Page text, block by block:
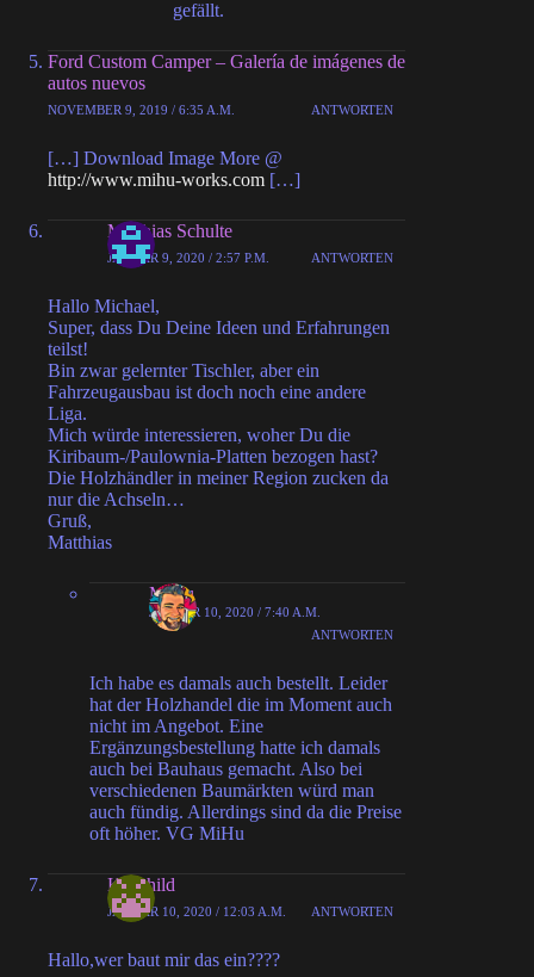
gefällt.
Ford Custom Camper – Galería de imágenes de
autos nuevos
NOVEMBER 9, 2019 / 6:35 A.M. ANTWORTEN
[…] Download Image More @
http://www.mihu-works.com […]
Matthias Schulte
JANUAR 9, 2020 / 2:57 P.M. ANTWORTEN
Hallo Michael,
Super, dass Du Deine Ideen und Erfahrungen
teilst!
Bin zwar gelernter Tischler, aber ein
Fahrzeugausbau ist doch noch eine andere
Liga.
Mich würde interessieren, woher Du die
Kiribaum-/Paulownia-Platten bezogen hast?
Die Holzhändler in meiner Region zucken da
nur die Achseln…
Gruß,
Matthias
MiHu
JANUAR 10, 2020 / 7:40 A.M.
ANTWORTEN
Ich habe es damals auch bestellt. Leider
hat der Holzhandel die im Moment auch
nicht im Angebot. Eine
Ergänzungsbestellung hatte ich damals
auch bei Bauhaus gemacht. Also bei
verschiedenen Baumärkten würd man
auch fündig. Allerdings sind da die Preise
oft höher. VG MiHu
Krimhild
JANUAR 10, 2020 / 12:03 A.M. ANTWORTEN
Hallo,wer baut mir das ein????